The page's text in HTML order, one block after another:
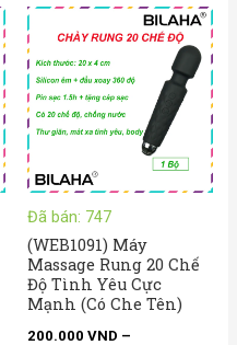
Đã bán: 747
(WEB1091) Máy
Massage Rung 20 Chế
Độ Tình Yêu Cực
Mạnh (Có Che Tên)
200.000 VND –
Khoảng
giá:
200.000 VND
đến
210.000 VND